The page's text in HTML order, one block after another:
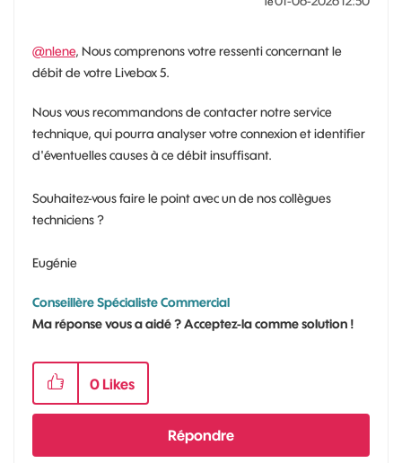
@nlene, Nous comprenons votre ressenti concernant le
débit de votre Livebox 5.
Nous vous recommandons de contacter notre service
technique, qui pourra analyser votre connexion et identifier
d'éventuelles causes à ce débit insuffisant.
Souhaitez-vous faire le point avec un de nos collègues
techniciens ?
Eugénie
Conseillère Spécialiste Commercial
Ma réponse vous a aidé ? Acceptez-la comme solution !
0 Likes
Répondre